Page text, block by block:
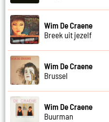
Wim De Craene
Breek uit jezelf
Wim De Craene
Brussel
Wim De Craene
Buurman